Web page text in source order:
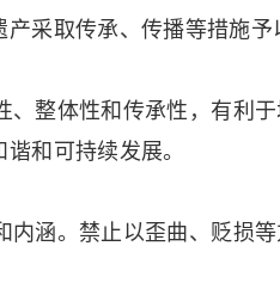
采取传承、传播等措施予
整体性和传承性，有利
和可持续发展。
涵。禁止以歪曲、贬损等